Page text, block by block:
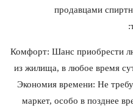
продавцами
Комфорт: Шанс приобрести
из жилища, в любое время
Экономия времени: Не
маркет, особо в позднее